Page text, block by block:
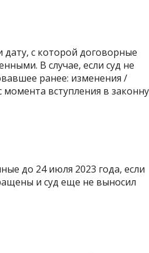
дату, с которой договорные
В случае, если суд не
ранее: изменения /
вступления в
до 24 июля 2023 года, если
и суд еще не выносил